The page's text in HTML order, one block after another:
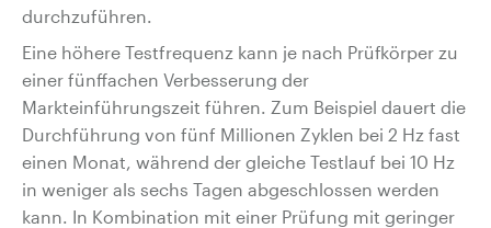
durchzuführen.
Eine höhere Testfrequenz kann je nach Prüfkörper zu
einer fünffachen Verbesserung der
Markteinführungszeit führen. Zum Beispiel dauert die
Durchführung von fünf Millionen Zyklen bei 2 Hz fast
einen Monat, während der gleiche Testlauf bei 10 Hz
in weniger als sechs Tagen abgeschlossen werden
kann. In Kombination mit einer Prüfung mit geringer